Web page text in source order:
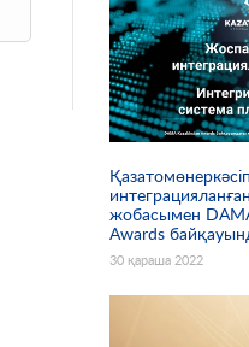
жобасымен
Awards
30 қараша 2022
Беттер